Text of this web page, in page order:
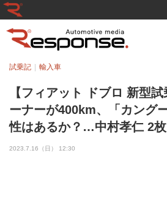
【フィアット ドブロ 新型
ーナーが400km、「カング
性はあるか？…中村孝仁 2
試乗記 輸入車
2023.7.16（日） 12:30